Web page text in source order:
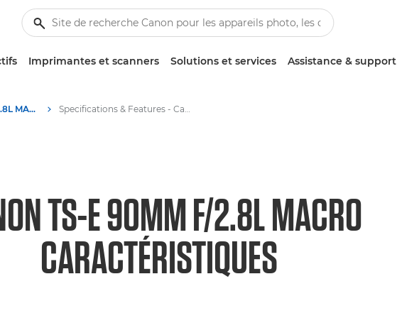
Imprimantes et scanners Solutions et services Assistance & support
Canon TS-E 90mm f/2.8L MACRO - Lenses - Camera & Photo lenses Specifications & Features - Canon TS-E 90mm f/2.8L MACRO - Canon TS-E 90mm f/2.8L MACRO
TS-E 90MM F/2.8L MACRO
CARACTÉRISTIQUES